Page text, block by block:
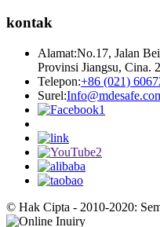
kontak
Alamat:No.17, Jalan
Provinsi Jiangsu, Cina.
Telepon:+86 (021)
Surel:
© Hak Cipta - 2010-2020: